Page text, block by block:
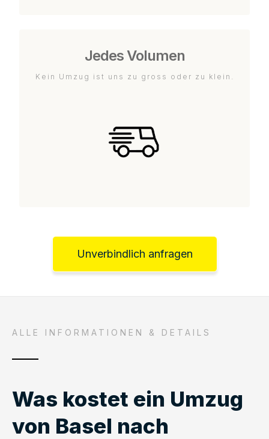
Jedes Volumen
Kein Umzug ist uns zu gross oder zu klein.
Unverbindlich anfragen
ALLE INFORMATIONEN & DETAILS
Was kostet ein Umzug
von Basel nach